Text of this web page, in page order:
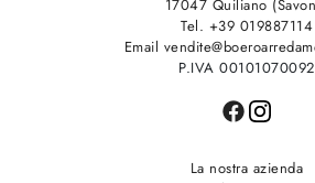
17047 Quiliano
Tel. +39 019887114
Email
P.IVA 00101070092
La nostra azienda